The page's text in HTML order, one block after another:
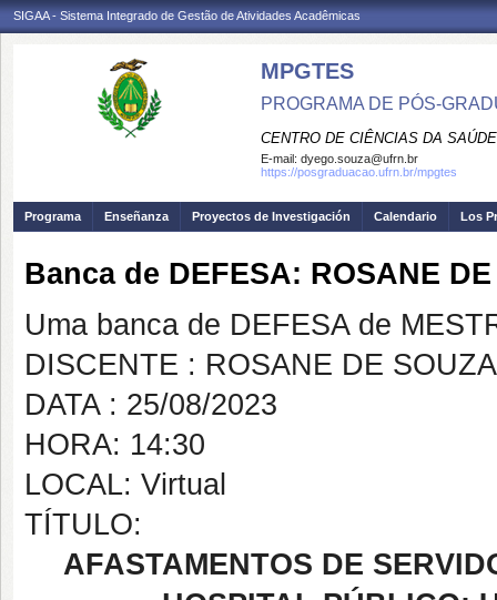
SIGAA - Sistema Integrado de Gestão de Atividades Acadêmicas
MPGTES
PROGRAMA DE PÓS-
CENTRO DE CIÊNCIAS DA SAÚDE
E-mail: dyego.souza@ufrn.br
https://posgraduacao.ufrn.br/mpgtes
Programa Enseñanza Proyectos de Investigación Calendario Los
Banca de DEFESA: ROSANE
Uma banca de DEFESA de
DISCENTE : ROSANE DE
DATA : 25/08/2023
HORA: 14:30
LOCAL: Virtual
TÍTULO:
AFASTAMENTOS DE